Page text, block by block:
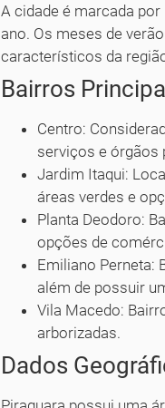
A cidade é marcada
ano. Os meses de
característicos da
Bairros
Centro:
serviços e órgãos
Jardim Itaqui:
áreas verdes e
Planta Deodoro:
opções de
Emiliano Perneta:
além de possuir
Vila Macedo:
arborizadas.
Dados